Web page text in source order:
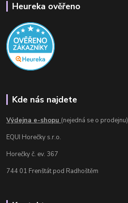
Heureka ověřeno
Kde nás najdete
Výdejna e-shopu (nejedná se o prodejnu)
EQUI Horečky s.r.o.
Horečky č. ev. 367
744 01 Frenštát pod Radhoštěm